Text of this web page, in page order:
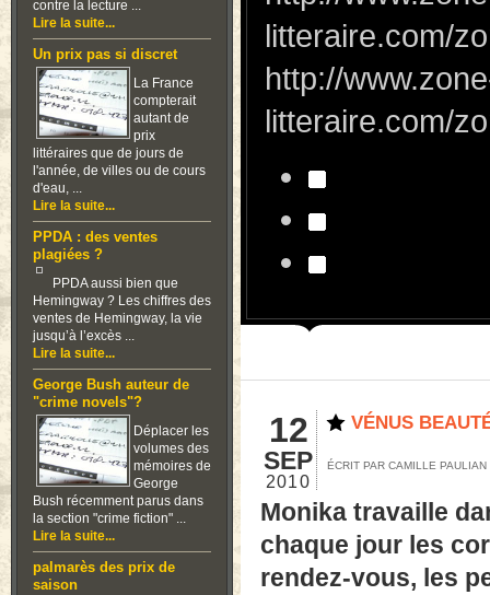
contre la lecture ...
Lire la suite...
Un prix pas si discret
La France
compterait
autant de
prix
littéraires que de jours de
l'année, de villes ou de cours
d'eau, ...
Lire la suite...
PPDA : des ventes
plagiées ?
PPDA aussi bien que
Hemingway ? Les chiffres des
ventes de Hemingway, la vie
jusqu’à l’excès ...
Lire la suite...
George Bush auteur de
"crime novels"?
Déplacer les
volumes des
mémoires de
George
Bush récemment parus dans
la section "crime fiction" ...
Lire la suite...
palmarès des prix de
saison
litteraire.com/
http://
litteraire.com/
12
SEP
2010
VÉNUS
ÉCRIT PAR CAMILLE PAULIAN
Monika travaille
chaque jour les
rendez-vous, les